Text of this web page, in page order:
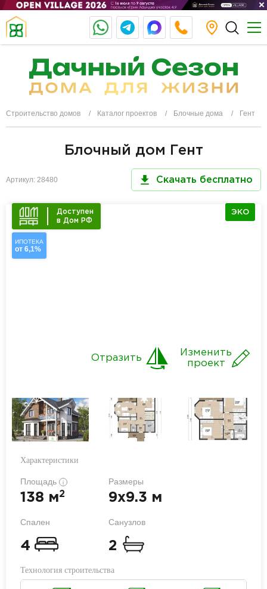
Строительство домов Каталог проектов Блочные дома Гент
Блочный дом Гент
Артикул: 28480 Скачать бесплатно
Доступен
в Дом РФ
ИПОТЕКА
от 6,1%
ЭКО
Изменить
проект
Отразить
Характеристики
Площадь i
138 м2
Размеры
9x9.3 м
Спален
4
Санузлов
2
Технология строительства